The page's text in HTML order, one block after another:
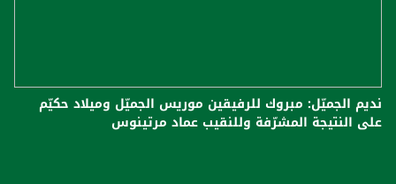
نديم الجميّل: مبروك للرفيقين موريس الجميّل وميلاد حكيّم
على النتيجة المشرّفة وللنقيب عماد مرتينوس